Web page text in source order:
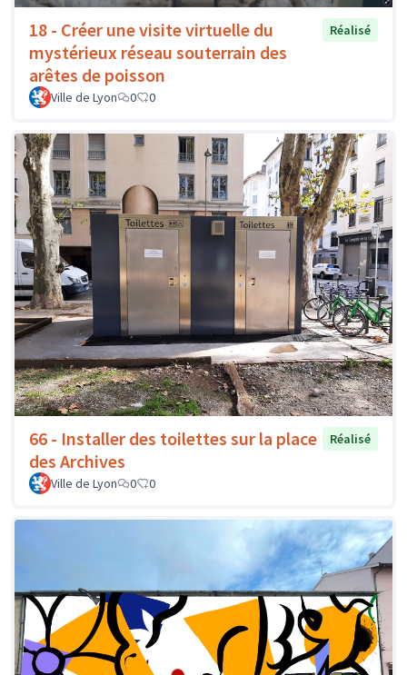
18 - Créer une visite virtuelle du
mystérieux réseau souterrain des
arêtes de poisson
Réalisé
Ville de Lyon 0 0
66 - Installer des toilettes sur la place
des Archives
Réalisé
Ville de Lyon 0 0